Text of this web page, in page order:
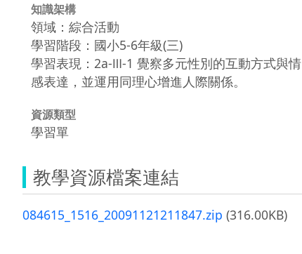
知識架構
領域：綜合活動
學習階段：國小5-6年級(三)
學習表現：2a-Ⅲ-1 覺察多元性別的互動方式與情
感表達，並運用同理心增進人際關係。
資源類型
學習單
教學資源檔案連結
084615_1516_20091121211847.zip (316.00KB)